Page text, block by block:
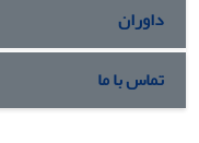
داوران
تماس با ما